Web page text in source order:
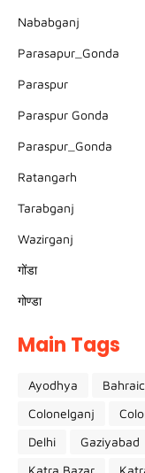
Nababganj
Parasapur_Gonda
Paraspur
Paraspur Gonda
Paraspur_Gonda
Ratangarh
Tarabganj
Wazirganj
गोंडा
गोण्डा
Main Tags
Ayodhya
Colonelganj
Delhi
Gaziyabad